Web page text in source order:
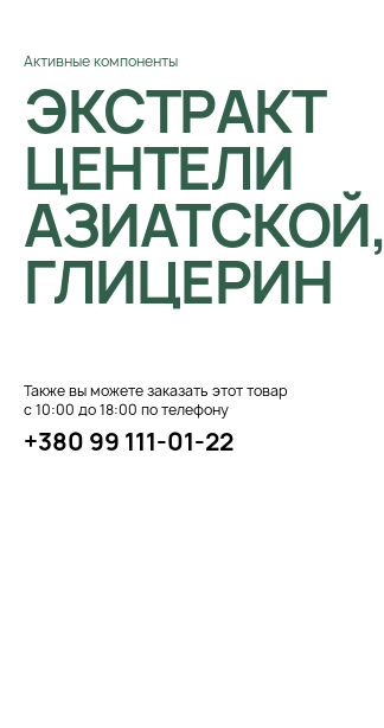
Активные компоненты
ЭКСТРАКТ
ЦЕНТЕЛИ
АЗИАТСКОЙ,
ГЛИЦЕРИН
Также вы можете заказать этот товар
с 10:00 до 18:00 по телефону
+380 99 111-01-22